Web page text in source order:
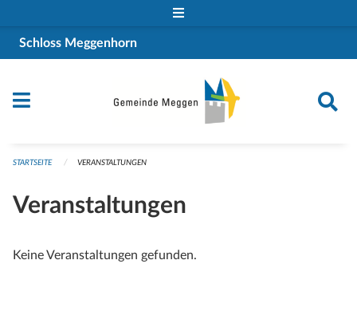
Schloss Meggenhorn
STARTSEITE VERANSTALTUNGEN
Veranstaltungen
Keine Veranstaltungen gefunden.